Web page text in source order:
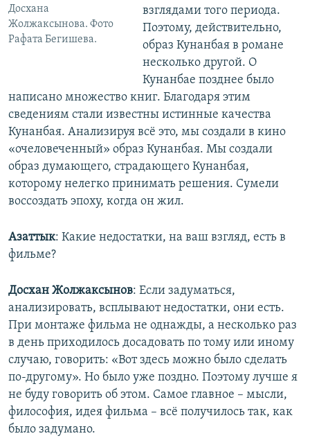
Досхана
Жолжаксынова. Фото
Рафата Бегишева.
взглядами того периода.
Поэтому, действительно,
образ Кунанбая в романе
несколько другой. О
Кунанбае позднее было
написано множество книг. Благодаря этим
сведениям стали известны истинные качества
Кунанбая. Анализируя всё это, мы создали в кино
«очеловеченный» образ Кунанбая. Мы создали
образ думающего, страдающего Кунанбая,
которому нелегко принимать решения. Сумели
воссоздать эпоху, когда он жил.
Азаттык: Какие недостатки, на ваш взгляд, есть в
фильме?
Досхан Жолжаксынов: Если задуматься,
анализировать, всплывают недостатки, они есть.
При монтаже фильма не однажды, а несколько раз
в день приходилось досадовать по тому или иному
случаю, говорить: «Вот здесь можно было сделать
по-другому». Но было уже поздно. Поэтому лучше я
не буду говорить об этом. Самое главное – мысли,
философия, идея фильма – всё получилось так, как
было задумано.